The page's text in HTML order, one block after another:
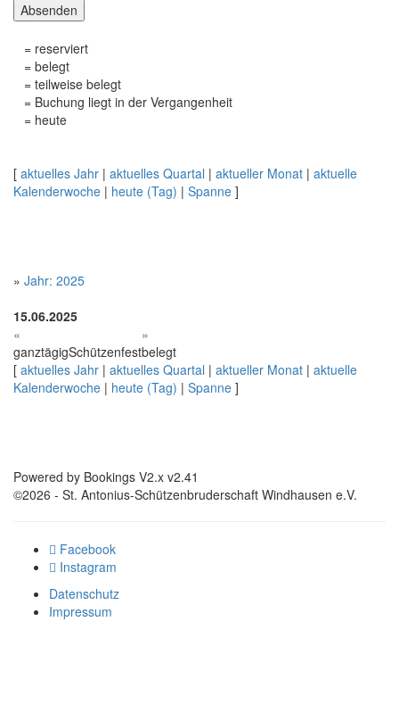
Absenden
= reserviert
= belegt
= teilweise belegt
= Buchung liegt in der Vergangenheit
= heute
[ aktuelles Jahr | aktuelles Quartal | aktueller Monat | aktuelle
Kalenderwoche | heute (Tag) | Spanne ]
» Jahr: 2025
15.06.2025
«
»
ganztägigSchützenfestbelegt
[ aktuelles Jahr | aktuelles Quartal | aktueller Monat | aktuelle
Kalenderwoche | heute (Tag) | Spanne ]
Powered by Bookings V2.x v2.41
©2026 - St. Antonius-Schützenbruderschaft Windhausen e.V.
Facebook
Instagram
Datenschutz
Impressum